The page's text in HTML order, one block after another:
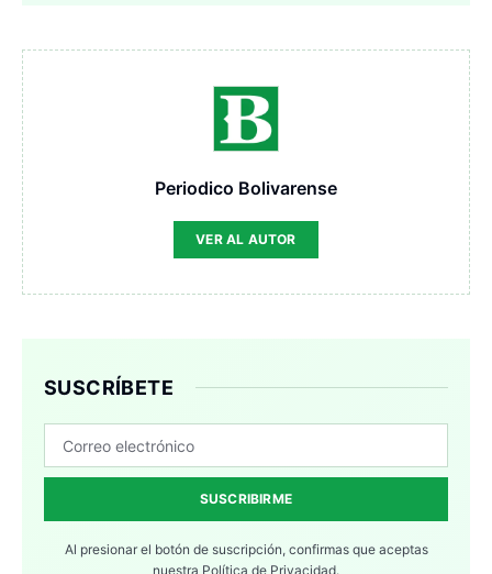
Periodico Bolivarense
VER AL AUTOR
SUSCRÍBETE
SUSCRIBIRME
Al presionar el botón de suscripción, confirmas que aceptas
nuestra Política de Privacidad.